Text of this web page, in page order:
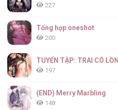
227
Tổng hợp oneshot
200
TUYỂN TẬP: TRAI CÓ LỒN
197
(END) Merry Marbling
148